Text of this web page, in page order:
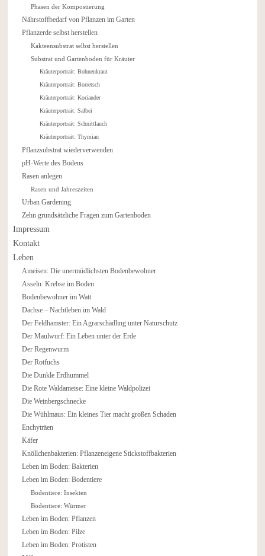
Phasen der Kompostierung
Nährstoffbedarf von Pflanzen im Garten
Pflanzerde selbst herstellen
Kakteensubstrat selbst herstellen
Substrat und Gartenboden für Kräuter
Kräuterportrait: Bohnenkraut
Kräuterportrait: Borretsch
Kräuterportrait: Koriander
Kräuterportrait: Salbei
Kräuterportrait: Schnittlauch
Kräuterportrait: Thymian
Pflanzsubstrat wiederverwenden
pH-Werte des Bodens
Rasen anlegen
Rasen und Jahreszeiten
Urban Gardening
Zehn grundsätzliche Fragen zum Gartenboden
Impressum
Kontakt
Leben
Ameisen: Die unermüdlichsten Bodenbewohner
Asseln: Krebse im Boden
Bodenbewohner im Watt
Dachse – Nachtleben im Wald
Der Feldhamster: Ein Agrarschädling unter Naturschutz
Der Maulwurf: Ein Leben unter der Erde
Der Regenwurm
Der Rotfuchs
Die Dunkle Erdhummel
Die Rote Waldameise: Eine kleine Waldpolizei
Die Weinbergschnecke
Die Wühlmaus: Ein kleines Tier macht großen Schaden
Enchyträen
Käfer
Knöllchenbakterien: Pflanzeneigene Stickstoffbakterien
Leben im Boden: Bakterien
Leben im Boden: Bodentiere
Bodentiere: Insekten
Bodentiere: Würmer
Leben im Boden: Pflanzen
Leben im Boden: Pilze
Leben im Boden: Protisten